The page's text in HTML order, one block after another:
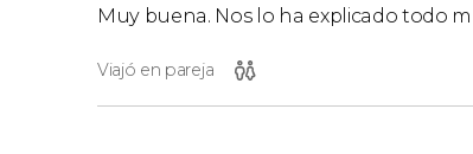
Muy buena. Nos lo ha explicado todo
Viajó en pareja